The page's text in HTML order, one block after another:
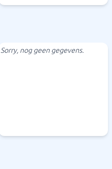
Sorry, nog geen gegevens.